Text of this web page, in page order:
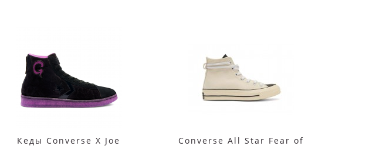
Кеды Converse X Joe
Converse All Star Fear of